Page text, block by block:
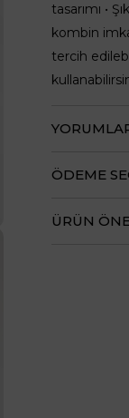
tasarımı •
kombin
tercih
ÖDEME
ÜRÜN